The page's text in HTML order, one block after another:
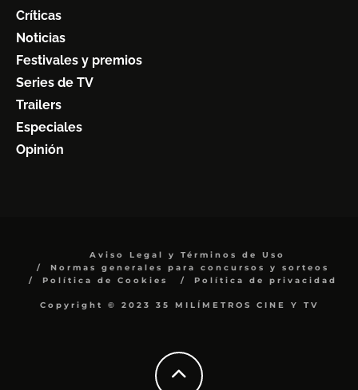
Críticas
Noticias
Festivales y premios
Series de TV
Trailers
Especiales
Opinión
Aviso Legal y Términos de Uso
Normas generales para concursos y sorteos
Política de Cookies
Política de privacidad
Copyright © 2023 35 MILÍMETROS CINE Y TV